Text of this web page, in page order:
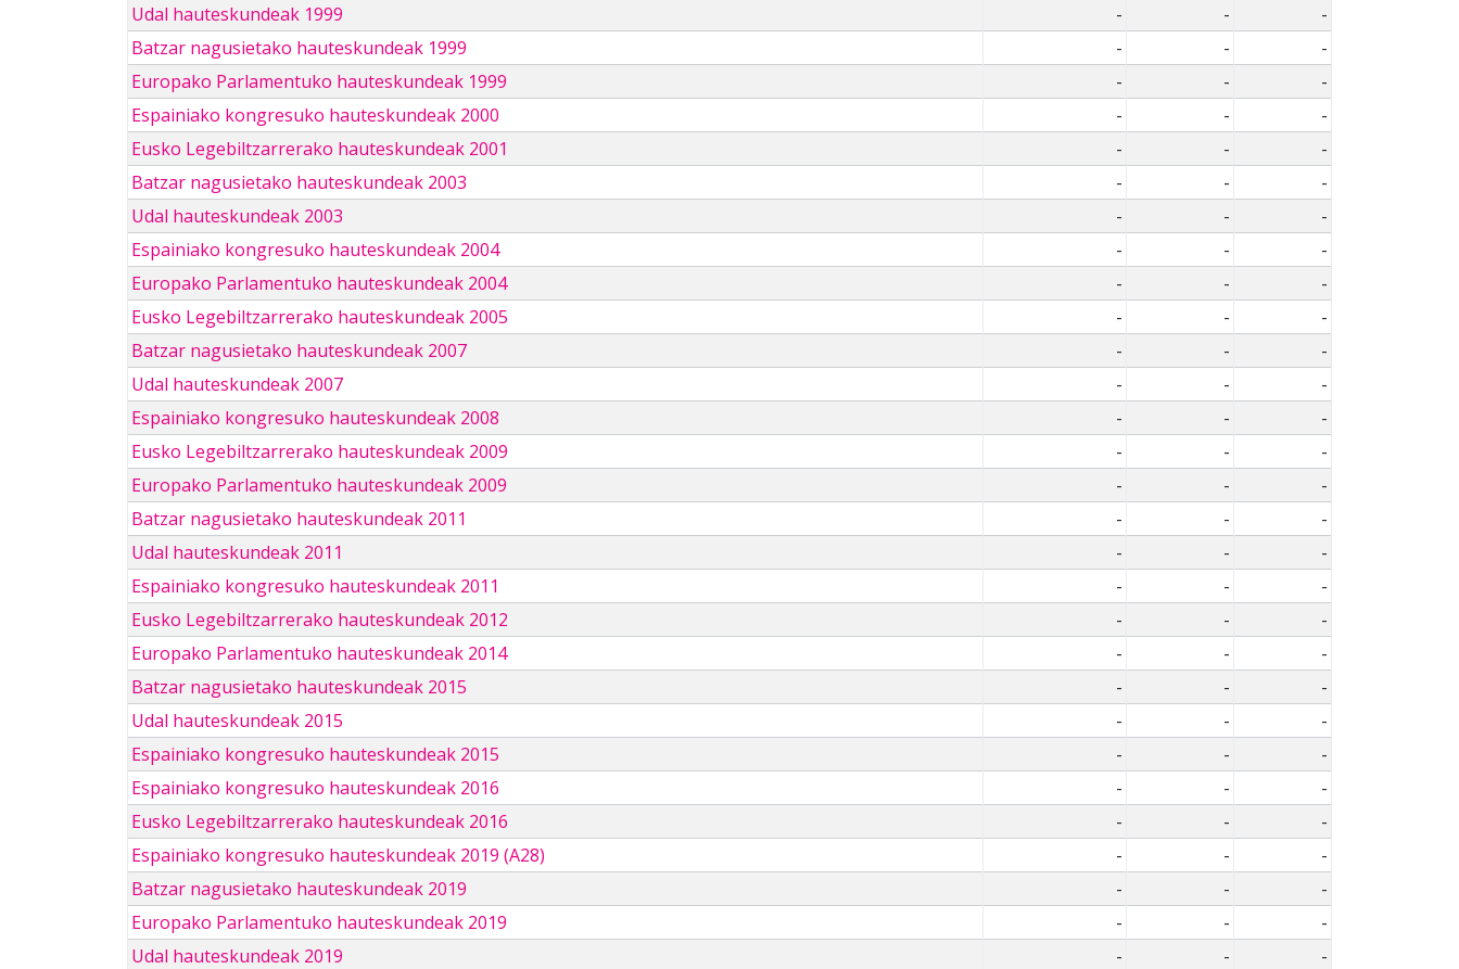
Udal hauteskundeak 1999
- -
-
Batzar nagusietako hauteskundeak 1999
- -
-
Europako Parlamentuko hauteskundeak 1999
- -
-
Espainiako kongresuko hauteskundeak 2000
- -
-
Eusko Legebiltzarrerako hauteskundeak 2001
- -
-
Batzar nagusietako hauteskundeak 2003
- -
-
Udal hauteskundeak 2003
- -
-
Espainiako kongresuko hauteskundeak 2004
- -
-
Europako Parlamentuko hauteskundeak 2004
- -
-
Eusko Legebiltzarrerako hauteskundeak 2005
- -
-
Batzar nagusietako hauteskundeak 2007
- -
-
Udal hauteskundeak 2007
- -
-
Espainiako kongresuko hauteskundeak 2008
- -
-
Eusko Legebiltzarrerako hauteskundeak 2009
- -
-
Europako Parlamentuko hauteskundeak 2009
- -
-
Batzar nagusietako hauteskundeak 2011
- -
-
Udal hauteskundeak 2011
- -
-
Espainiako kongresuko hauteskundeak 2011
- -
-
Eusko Legebiltzarrerako hauteskundeak 2012
- -
-
Europako Parlamentuko hauteskundeak 2014
- -
-
Batzar nagusietako hauteskundeak 2015
- -
-
Udal hauteskundeak 2015
- -
-
Espainiako kongresuko hauteskundeak 2015
- -
-
Espainiako kongresuko hauteskundeak 2016
- -
-
Eusko Legebiltzarrerako hauteskundeak 2016
- -
-
Espainiako kongresuko hauteskundeak 2019 (A28)
- -
-
Batzar nagusietako hauteskundeak 2019
- -
-
Europako Parlamentuko hauteskundeak 2019
- -
-
Udal hauteskundeak 2019
- -
-